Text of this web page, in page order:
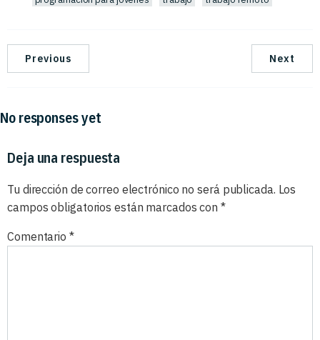
Previous Next
No responses yet
Deja una respuesta
Tu dirección de correo electrónico no será publicada. Los
campos obligatorios están marcados con*
Comentario *